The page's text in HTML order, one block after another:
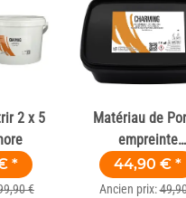
2 x 5
*
€
Matériau de
empreinte
Rose 50 Pce
44,90 € *
Ancien prix: